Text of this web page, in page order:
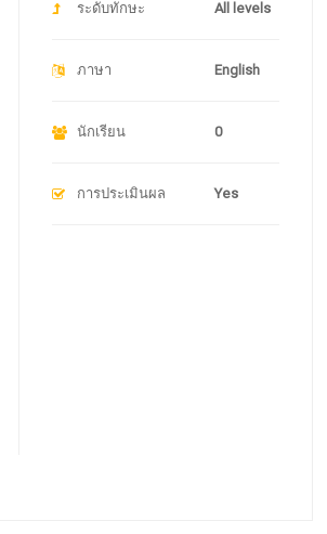
ระดับทักษะ All levels
ภาษา English
นักเรียน 0
การประเมินผล Yes